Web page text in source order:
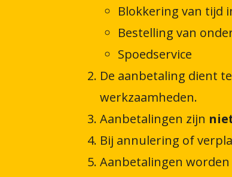
Blokkering van tijd
Bestelling van
Spoedservice
De aanbetaling dient
werkzaamheden.
Aanbetalingen zijn
Bij annulering of
Aanbetalingen